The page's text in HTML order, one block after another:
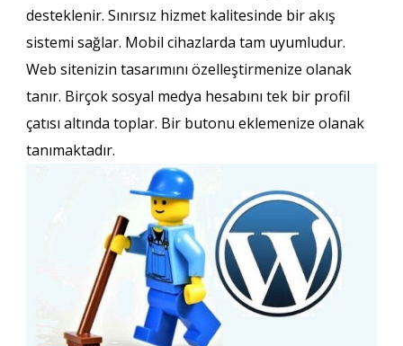
desteklenir. Sınırsız hizmet kalitesinde bir akış
sistemi sağlar. Mobil cihazlarda tam uyumludur.
Web sitenizin tasarımını özelleştirmenize olanak
tanır. Birçok sosyal medya hesabını tek bir profil
çatısı altında toplar. Bir butonu eklemenize olanak
tanımaktadır.